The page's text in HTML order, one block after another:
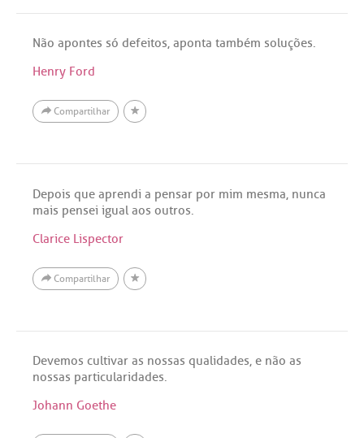
Não apontes só defeitos, aponta também soluções.
Henry Ford
Compartilhar
Depois que aprendi a pensar por mim mesma, nunca
mais pensei igual aos outros.
Clarice Lispector
Compartilhar
Devemos cultivar as nossas qualidades, e não as
nossas particularidades.
Johann Goethe